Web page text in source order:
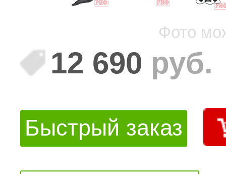
12 690 руб.
Быстрый заказ
Фото